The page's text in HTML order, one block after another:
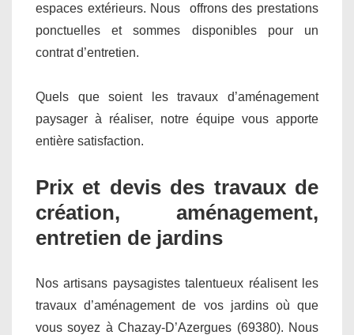
espaces extérieurs. Nous offrons des prestations
ponctuelles et sommes disponibles pour un
contrat d’entretien.
Quels que soient les travaux d’aménagement
paysager à réaliser, notre équipe vous apporte
entière satisfaction.
Prix et devis des travaux de
création, aménagement,
entretien de jardins
Nos artisans paysagistes talentueux réalisent les
travaux d’aménagement de vos jardins où que
vous soyez à Chazay-D’Azergues (69380). Nous